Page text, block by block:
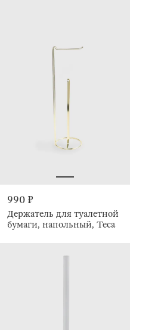
990 ₽
Держатель для туалетной
бумаги, напольный, Teca